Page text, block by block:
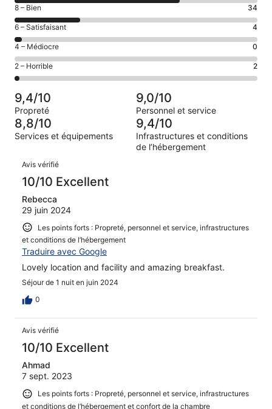
voyageurs
de 10
(Excellent),
d’après 86 avis
sur 126.
Note
des
voyageurs
de 8
(Bien),
d’après 34 avis
sur 126.
8 – Bien 34
Note
des
voyageurs
de 6
(Satisfaisant),
sur 126.
6 – Satisfaisant 4
Note
des
voyageurs
de 4
(Médiocre),
d’après 0 avis
sur 126.
4 – Médiocre 0
Note
des
voyageurs
de 2
(Horrible),
d’après 2 avis
sur 126.
2 – Horrible 2
9,4/10
Propreté
9,0/10
Personnel et service
8,8/10
Services et équipements
9,4/10
Infrastructures et conditions
de l’hébergement
Avis
Avis vérifié
10/10 Excellent
Rebecca
29 juin 2024
Les points forts : Propreté, personnel et service, infrastructures
et conditions de l’hébergement
Traduire avec Google
Lovely location and facility and amazing breakfast.
Séjour de 1 nuit en juin 2024
0
Avis vérifié
10/10 Excellent
Ahmad
7 sept. 2023
Les points forts : Propreté, personnel et service, infrastructures
et conditions de l’hébergement et confort de la chambre